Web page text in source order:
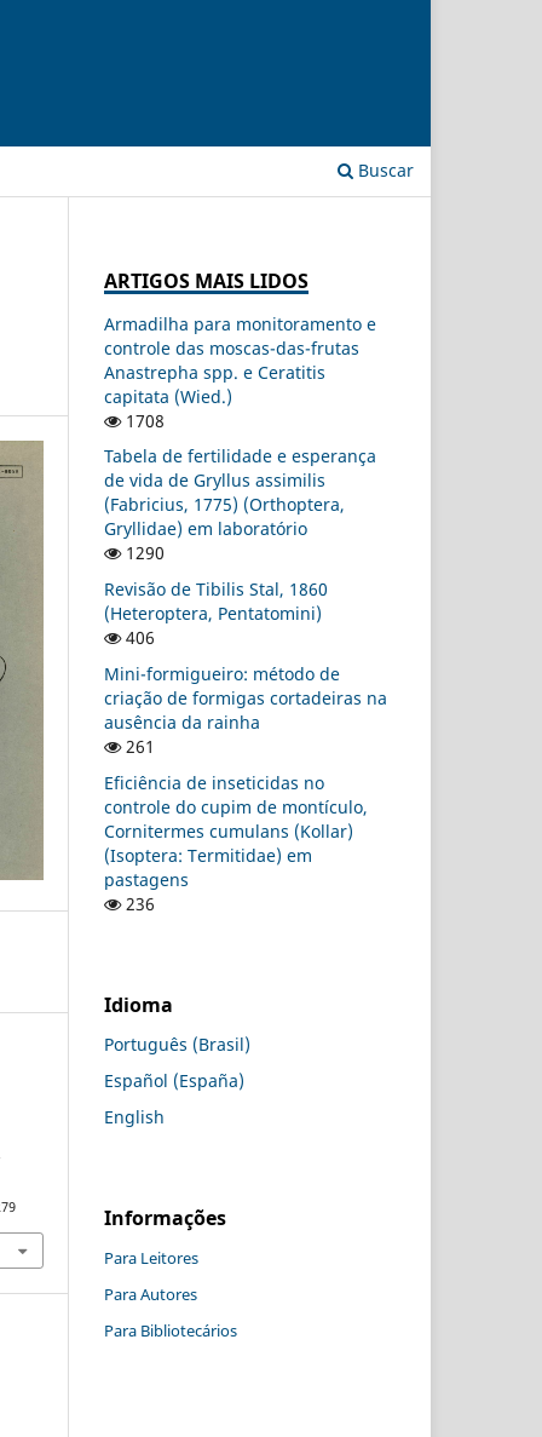
Buscar
ARTIGOS MAIS LIDOS
Armadilha para monitoramento e
controle das moscas-das-frutas
Anastrepha spp. e Ceratitis
capitata (Wied.)
1708
Tabela de fertilidade e esperança
de vida de Gryllus assimilis
(Fabricius, 1775) (Orthoptera,
Gryllidae) em laboratório
1290
Revisão de Tibilis Stal, 1860
(Heteroptera, Pentatomini)
406
Mini-formigueiro: método de
criação de formigas cortadeiras na
ausência da rainha
261
Eficiência de inseticidas no
controle do cupim de montículo,
Cornitermes cumulans (Kollar)
(Isoptera: Termitidae) em
pastagens
236
Idioma
Português (Brasil)
Español (España)
English
Informações
Para Leitores
Para Autores
Para Bibliotecários